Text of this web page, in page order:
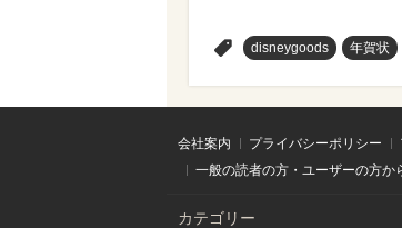
disneygoods 年賀状
会社案内 プライバシーポリシー
一般の読者の方・ユーザーの方か
カテゴリー